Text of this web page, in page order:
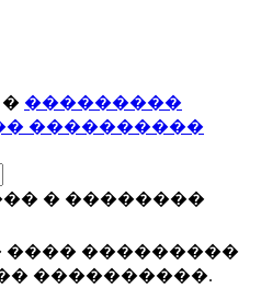
���������
����������
� ��������
���� ���������
����������.